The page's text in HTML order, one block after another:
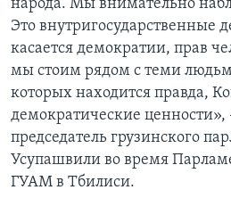
народа. Мы внимательно
Это внутригосударственные
касается демократии, прав
мы стоим рядом с теми
которых находится правда,
демократические ценности»,
председатель грузинского
Усупашвили во время
ГУАМ в Тбилиси.